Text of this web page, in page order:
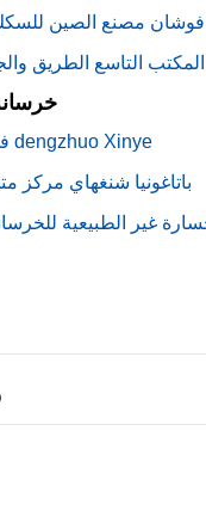
فوشان مصنع الصين
المكتب التاسع الطريق
CUCC في dengzhuo Xinye
باتاغونيا شنغهاي مركز
غير الطبيعية